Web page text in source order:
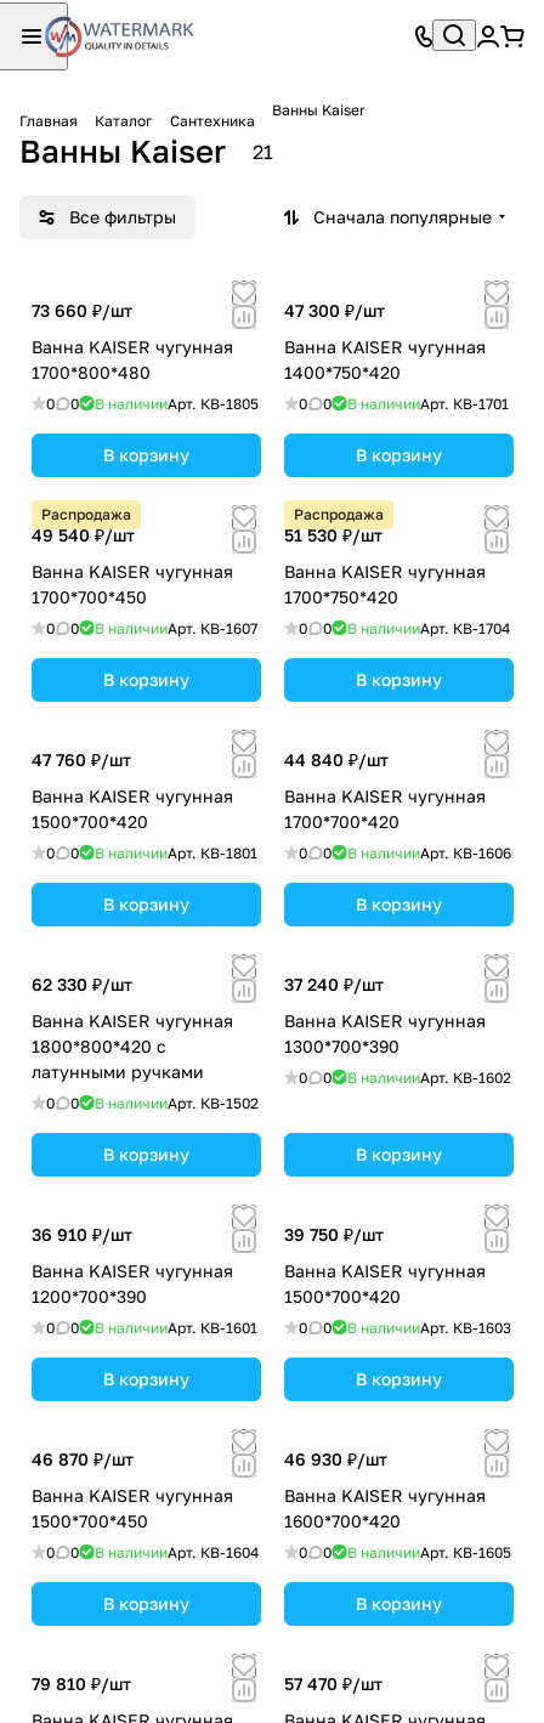
Главная Каталог Сантехника
Ванны Kaiser
Ванны Kaiser 21
Все фильтры Сначала популярные
73 660 ₽/шт
Ванна KAISER чугунная
1700*800*480
0 0 В наличииАрт. КВ-1805
В корзину
47 300 ₽/шт
Ванна KAISER чугунная
1400*750*420
0 0 В наличииАрт. КВ-1701
В корзину
Распродажа
49 540 ₽/шт
Ванна KAISER чугунная
1700*700*450
0 0 В наличииАрт. КВ-1607
В корзину
Распродажа
51 530 ₽/шт
Ванна KAISER чугунная
1700*750*420
0 0 В наличииАрт. КВ-1704
В корзину
47 760 ₽/шт
Ванна KAISER чугунная
1500*700*420
0 0 В наличииАрт. КВ-1801
В корзину
44 840 ₽/шт
Ванна KAISER чугунная
1700*700*420
0 0 В наличииАрт. КВ-1606
В корзину
62 330 ₽/шт
Ванна KAISER чугунная
1800*800*420 с
латунными ручками
0 0 В наличииАрт. КВ-1502
В корзину
37 240 ₽/шт
Ванна KAISER чугунная
1300*700*390
0 0 В наличииАрт. КВ-1602
В корзину
36 910 ₽/шт
Ванна KAISER чугунная
1200*700*390
0 0 В наличииАрт. КВ-1601
В корзину
39 750 ₽/шт
Ванна KAISER чугунная
1500*700*420
0 0 В наличииАрт. КВ-1603
В корзину
46 870 ₽/шт
Ванна KAISER чугунная
1500*700*450
0 0 В наличииАрт. КВ-1604
В корзину
46 930 ₽/шт
Ванна KAISER чугунная
1600*700*420
0 0 В наличииАрт. КВ-1605
В корзину
79 810 ₽/шт
57 470 ₽/шт